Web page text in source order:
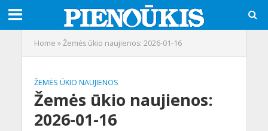
Home »Žemės ūkio naujienos: 2026-01-16
ŽEMĖS ŪKIO NAUJIENOS
Žemės ūkio naujienos:
2026-01-16